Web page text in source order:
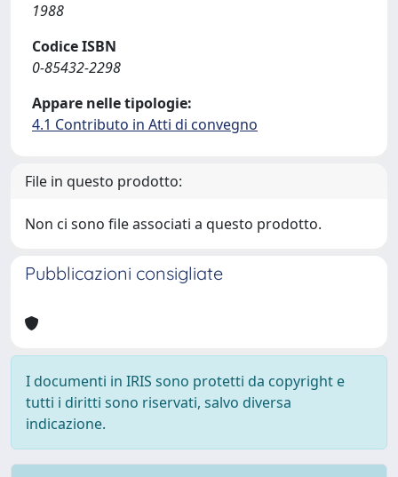
1988
Codice ISBN
0-85432-2298
Appare nelle tipologie:
4.1 Contributo in Atti di convegno
File in questo prodotto:
Non ci sono file associati a questo prodotto.
Pubblicazioni consigliate
I documenti in IRIS sono protetti da copyright e
tutti i diritti sono riservati, salvo diversa
indicazione.